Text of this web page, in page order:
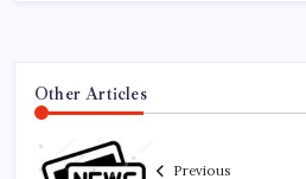
Other Articles
Previous